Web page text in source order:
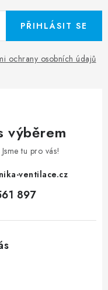
ochrany osobních údajů
PŘIHLÁSIT SE
výběrem
tu pro vás!
ventilace.cz
897